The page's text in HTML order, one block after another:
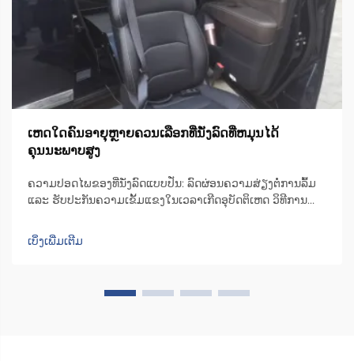
ເຫດໃດຄົນອາຍຸຫຼາຍຄວນເລືອກທີ່ນັ່ງລົດທີ່ຫມຸນໄດ້
ຄຸນນະພາບສູງ
ຄວາມປອດໄພຂອງທີ່ນັ່ງລົດແບບປັ່ນ: ລົດຜ່ອນຄວາມສ່ຽງຕໍ່ການລົ້ມ
ແລະ ຮັບປະກັນຄວາມເຂັ້ມແຂງໃນເວລາເກີດອຸບັດຕິເຫດ ວິທີການ
ການຍ້າຍຕົວ ເກົ້າອີ້ຫຼືທີ່ນັ່ງມີເຄື່ອງຈັກທີ່ສາມາດປັ່ນໄດ້ເປັນພິເສດ ເຊິ່ງ
ຊ່ວຍປັ່ນທີ່ນັ່ງໄປ 90 ອົງສາໄປທາງດ້ານປະຕູລົດ ເພື່ອໃຫ້ຜູ້ໃຊ້...
ເບິ່ງເພີ່ມເຕີມ